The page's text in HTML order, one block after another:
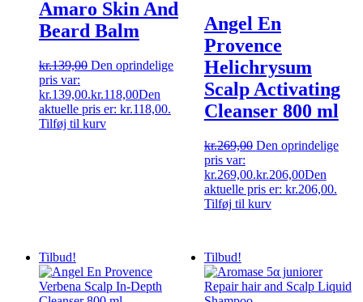
Amaro Skin And
Beard Balm
kr.139,00 Den oprindelige
pris var:
kr.139,00.kr.118,00Den
aktuelle pris er: kr.118,00.
Tilføj til kurv
Angel En
Provence
Helichrysum
Scalp Activating
Cleanser 800 ml
kr.269,00 Den oprindelige
pris var:
kr.269,00.kr.206,00Den
aktuelle pris er: kr.206,00.
Tilføj til kurv
Tilbud! Tilbud!